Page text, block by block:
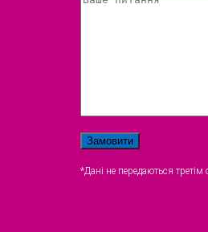
*Дані не передаються третім